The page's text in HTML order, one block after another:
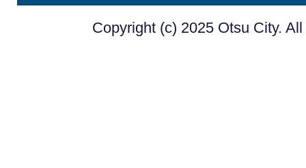
Copyright (c) 2025 Otsu City.